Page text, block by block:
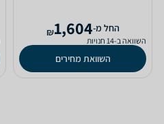
‫החל מ-1,604
₪
השוואה ב-14 חנויות
השוואת מחירים